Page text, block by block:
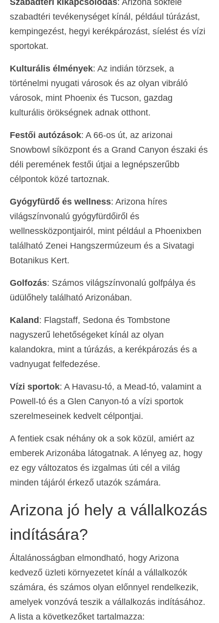
szabadtéri tevékenységet kínál, például túrázást,
kempingezést, hegyi kerékpározást, síelést és vízi
sportokat.
Kulturális élmények: Az indián törzsek, a
történelmi nyugati városok és az olyan vibráló
városok, mint Phoenix és Tucson, gazdag
kulturális örökségnek adnak otthont.
Festői autózások: A 66-os út, az arizonai
Snowbowl síközpont és a Grand Canyon északi és
déli peremének festői útjai a legnépszerűbb
célpontok közé tartoznak.
Gyógyfürdő és wellness: Arizona híres
világszínvonalú gyógyfürdőiről és
wellnessközpontjairól, mint például a Phoenixben
található Zenei Hangszermúzeum és a Sivatagi
Botanikus Kert.
Golfozás: Számos világszínvonalú golfpálya és
üdülőhely található Arizonában.
Kaland: Flagstaff, Sedona és Tombstone
nagyszerű lehetőségeket kínál az olyan
kalandokra, mint a túrázás, a kerékpározás és a
vadnyugat felfedezése.
Vízi sportok: A Havasu-tó, a Mead-tó, valamint a
Powell-tó és a Glen Canyon-tó a vízi sportok
szerelmeseinek kedvelt célpontjai.
A fentiek csak néhány ok a sok közül, amiért az
emberek Arizonába látogatnak. A lényeg az, hogy
ez egy változatos és izgalmas úti cél a világ
minden tájáról érkező utazók számára.
Arizona jó hely a vállalkozás
indítására?
Általánosságban elmondható, hogy Arizona
kedvező üzleti környezetet kínál a vállalkozók
számára, és számos olyan előnnyel rendelkezik,
amelyek vonzóvá teszik a vállalkozás indításához.
A lista a következőket tartalmazza: